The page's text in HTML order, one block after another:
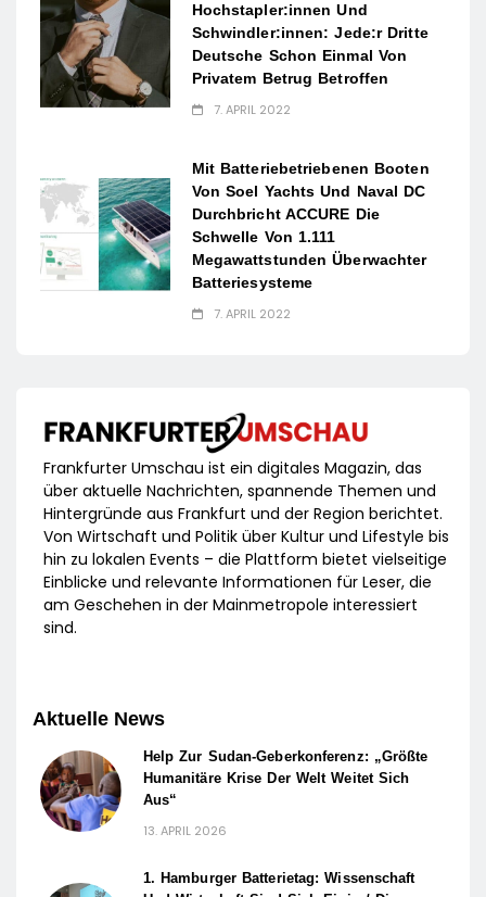
Hochstapler:innen Und
Schwindler:innen: Jede:r Dritte
Deutsche Schon Einmal Von
Privatem Betrug Betroffen
7. APRIL 2022
Mit Batteriebetriebenen Booten
Von Soel Yachts Und Naval DC
Durchbricht ACCURE Die
Schwelle Von 1.111
Megawattstunden Überwachter
Batteriesysteme
7. APRIL 2022
Frankfurter Umschau ist ein digitales Magazin, das
über aktuelle Nachrichten, spannende Themen und
Hintergründe aus Frankfurt und der Region berichtet.
Von Wirtschaft und Politik über Kultur und Lifestyle bis
hin zu lokalen Events – die Plattform bietet vielseitige
Einblicke und relevante Informationen für Leser, die
am Geschehen in der Mainmetropole interessiert
sind.
Aktuelle News
Help Zur Sudan-Geberkonferenz: „Größte
Humanitäre Krise Der Welt Weitet Sich
Aus“
13. APRIL 2026
1. Hamburger Batterietag: Wissenschaft